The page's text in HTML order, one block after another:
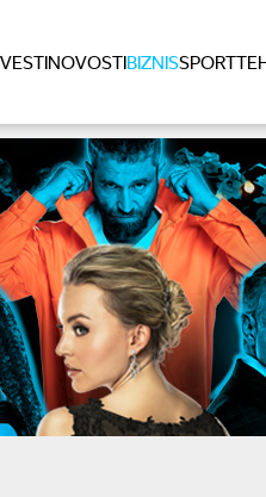
NOVOSTIBIZNISSPORT